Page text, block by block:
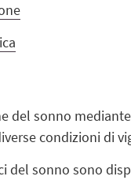
sonno mediante
condizioni di
del sonno sono